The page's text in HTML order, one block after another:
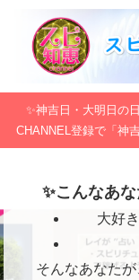
✨神吉日・大明日の
CHANNEL登録で「神
✨こんなあ
大好
そんなあなた